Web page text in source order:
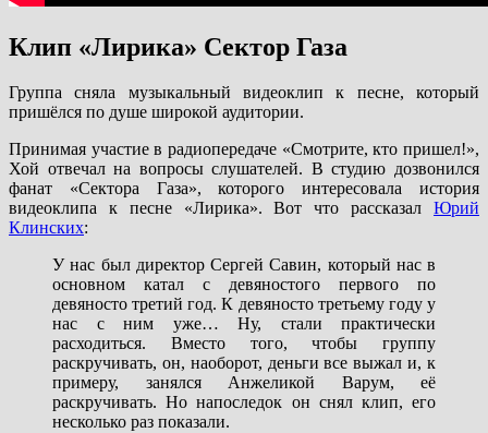
Клип «Лирика» Сектор Газа
Группа сняла музыкальный видеоклип к песне, который
пришёлся по душе широкой аудитории.
Принимая участие в радиопередаче «Смотрите, кто пришел!»,
Хой отвечал на вопросы слушателей. В студию дозвонился
фанат «Сектора Газа», которого интересовала история
видеоклипа к песне «Лирика». Вот что рассказал Юрий
Клинских:
У нас был директор Сергей Савин, который нас в
основном катал с девяностого первого по
девяносто третий год. К девяносто третьему году у
нас с ним уже… Ну, стали практически
расходиться. Вместо того, чтобы группу
раскручивать, он, наоборот, деньги все выжал и, к
примеру, занялся Анжеликой Варум, её
раскручивать. Но напоследок он снял клип, его
несколько раз показали.